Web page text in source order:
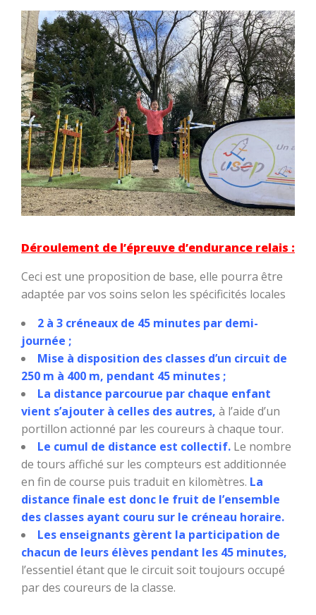
Déroulement de l’épreuve d’endurance relais :
Ceci est une proposition de base, elle pourra être
adaptée par vos soins selon les spécificités locales
2 à 3 créneaux de 45 minutes par demi-
journée ;
Mise à disposition des classes d’un circuit de
250 m à 400 m, pendant 45 minutes ;
La distance parcourue par chaque enfant
vient s’ajouter à celles des autres, à l’aide d’un
portillon actionné par les coureurs à chaque tour.
Le cumul de distance est collectif. Le nombre
de tours affiché sur les compteurs est additionnée
en fin de course puis traduit en kilomètres. La
distance finale est donc le fruit de l’ensemble
des classes ayant couru sur le créneau horaire.
Les enseignants gèrent la participation de
chacun de leurs élèves pendant les 45 minutes,
l’essentiel étant que le circuit soit toujours occupé
par des coureurs de la classe.